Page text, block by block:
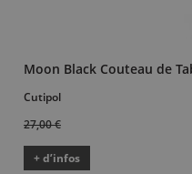
Moon Black Couteau de
Cutipol
27,00 €
+ d’infos